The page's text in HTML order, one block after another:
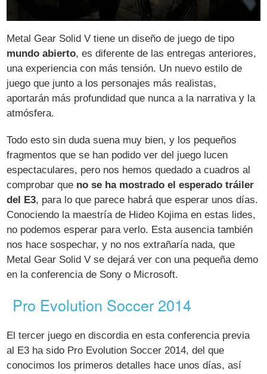
Metal Gear Solid V tiene un diseño de juego de tipo
mundo abierto, es diferente de las entregas anteriores,
una experiencia con más tensión. Un nuevo estilo de
juego que junto a los personajes más realistas,
aportarán más profundidad que nunca a la narrativa y la
atmósfera.
Todo esto sin duda suena muy bien, y los pequeños
fragmentos que se han podido ver del juego lucen
espectaculares, pero nos hemos quedado a cuadros al
comprobar que no se ha mostrado el esperado tráiler
del E3, para lo que parece habrá que esperar unos días.
Conociendo la maestría de Hideo Kojima en estas lides,
no podemos esperar para verlo. Esta ausencia también
nos hace sospechar, y no nos extrañaría nada, que
Metal Gear Solid V se dejará ver con una pequeña demo
en la conferencia de Sony o Microsoft.
Pro Evolution Soccer 2014
El tercer juego en discordia en esta conferencia previa
al E3 ha sido Pro Evolution Soccer 2014, del que
conocimos los primeros detalles hace unos días, así